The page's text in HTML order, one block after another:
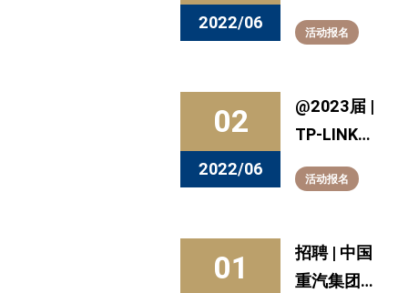
2022/06
动预告：职
场之路不孤
咖来支招
活动报名
02
2022/06
@2023届 |
TP-LINK
2023届提
前批校园招
动！
活动报名
01
招聘 | 中国
重汽集团博